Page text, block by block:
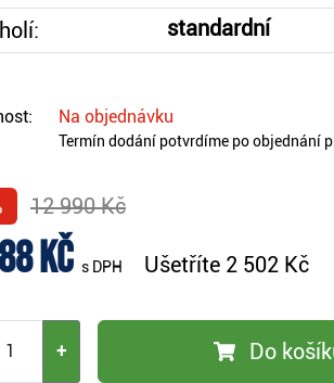
standardní
Na objednávku
Termín dodání potvrdíme po objednání
12 990 Kč
Kč s DPH Ušetříte 2 502 Kč
+ Do